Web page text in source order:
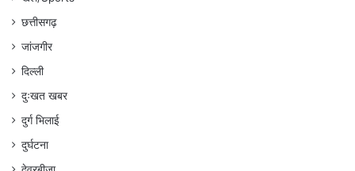
छत्तीसगढ़
जांजगीर
दिल्ली
दुःखत खबर
दुर्ग भिलाई
दुर्घटना